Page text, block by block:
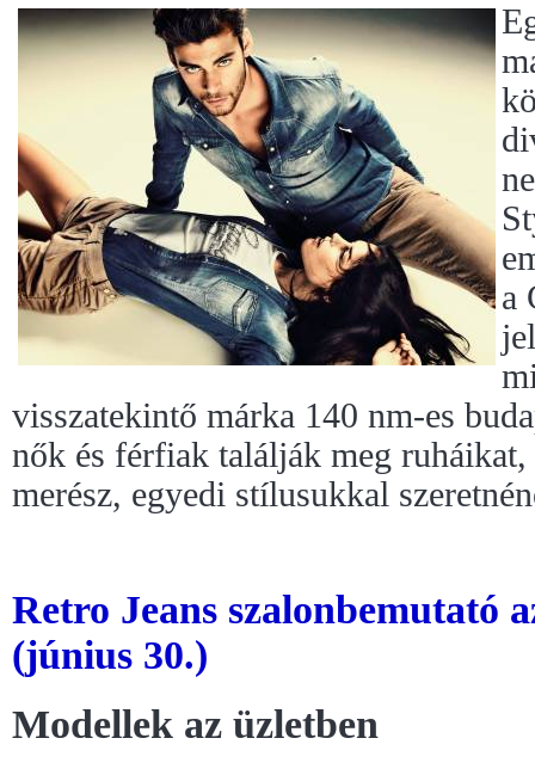
a
visszatekintő márka 140 nm-es
nők és férfiak találják meg
merész, egyedi stílusukkal
Retro Jeans szalonbemutató
(június 30.)
Modellek az üzletben